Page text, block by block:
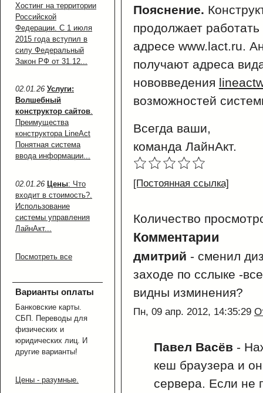
Хостинг на территории
Российской
Федерации. С 1 июля
2015 года вступил в
силу Федеральный
Закон РФ от 31.12...
02.01.26 Услуги:
Волшебный
конструктор сайтов.
Преимущества
конструктора LineAct
Понятная система
ввода информации...
02.01.26 Цены: Что
входит в стоимость?.
Использование
системы управления
ЛайнАкт...
Посмотреть все
Варианты оплаты
Банковские карты.
СБП. Переводы для
физических и
юридических лиц. И
другие варианты!
Цены - разумные.
Пояснение.
продолжает
адресе www.lact.ru.
получают адреса
нововведения
возможностей
Всегда ваши,
команда ЛайнАкт.
[Постоянная ссылка]
Количество
Комментарии
дмитрий - сменил
заходе по сслыке -
видны изминения?
Пн, 09 апр. 2012, 14:35:29
Павел Васёв -
кеш браузера и
сервера. Если не